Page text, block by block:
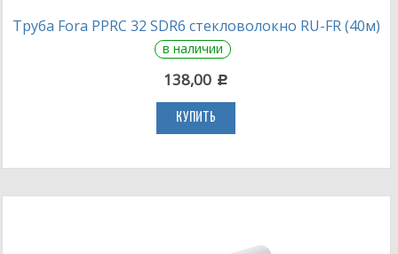
Труба Fora PPRC 32 SDR6 стекловолокно RU-FR (40м)
в наличии
138,00 c
КУПИТЬ